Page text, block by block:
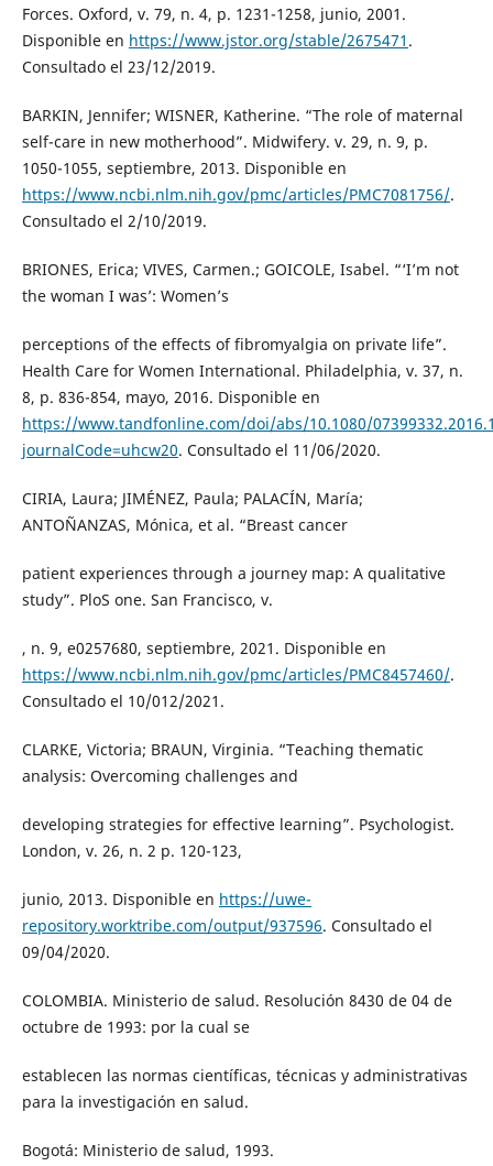
Forces. Oxford, v. 79, n. 4, p. 1231-1258, junio, 2001.
Disponible en https://www.jstor.org/stable/2675471 .
Consultado el 23/12/2019.
BARKIN, Jennifer; WISNER, Katherine. “The role of maternal
self-care in new motherhood”. Midwifery. v. 29, n. 9, p.
1050-1055, septiembre, 2013. Disponible en
https://www.ncbi.nlm.nih.gov/pmc/articles/PMC7081756/.
Consultado el 2/10/2019.
BRIONES, Erica; VIVES, Carmen.; GOICOLE, Isabel. “‘I’m not
the woman I was’: Women’s
perceptions of the effects of fibromyalgia on private life”.
Health Care for Women International. Philadelphia, v. 37, n.
8, p. 836-854, mayo, 2016. Disponible en
https://www.tandfonline.com/doi/abs/10.1080/
journalCode=uhcw20. Consultado el 11/06/2020.
CIRIA, Laura; JIMÉNEZ, Paula; PALACÍN, María;
ANTOÑANZAS, Mónica, et al. “Breast cancer
patient experiences through a journey map: A qualitative
study”. PloS one. San Francisco, v.
, n. 9, e0257680, septiembre, 2021. Disponible en
https://www.ncbi.nlm.nih.gov/pmc/articles/PMC8457460/.
Consultado el 10/012/2021.
CLARKE, Victoria; BRAUN, Virginia. “Teaching thematic
analysis: Overcoming challenges and
developing strategies for effective learning”. Psychologist.
London, v. 26, n. 2 p. 120-123,
junio, 2013. Disponible en https://uwe-
repository.worktribe.com/output/937596. Consultado el
09/04/2020.
COLOMBIA. Ministerio de salud. Resolución 8430 de 04 de
octubre de 1993: por la cual se
establecen las normas científicas, técnicas y administrativas
para la investigación en salud.
Bogotá: Ministerio de salud, 1993.